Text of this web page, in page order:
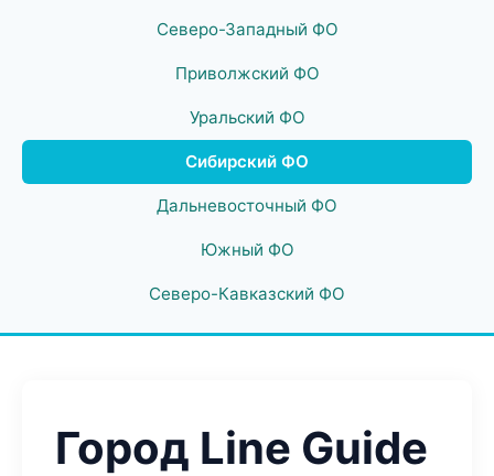
Северо-Западный ФО
Приволжский ФО
Уральский ФО
Сибирский ФО
Дальневосточный ФО
Южный ФО
Северо-Кавказский ФО
Город Line Guide